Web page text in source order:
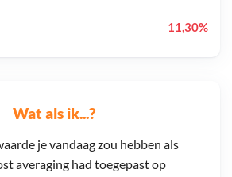
Wat als ik...?
je vandaag zou hebben als
averaging had toegepast op
11,30%